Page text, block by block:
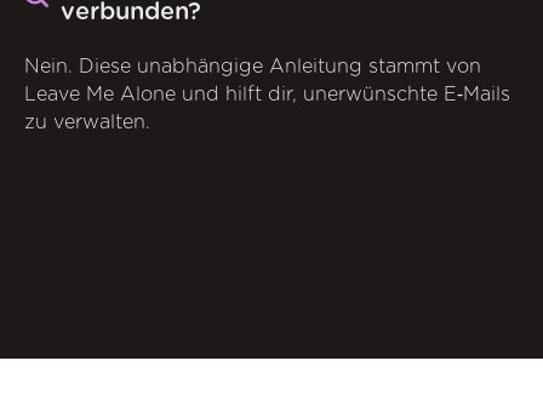
verbunden?
Nein. Diese unabhängige Anleitung stammt von
Leave Me Alone und hilft dir, unerwünschte E‑Mails
zu verwalten.